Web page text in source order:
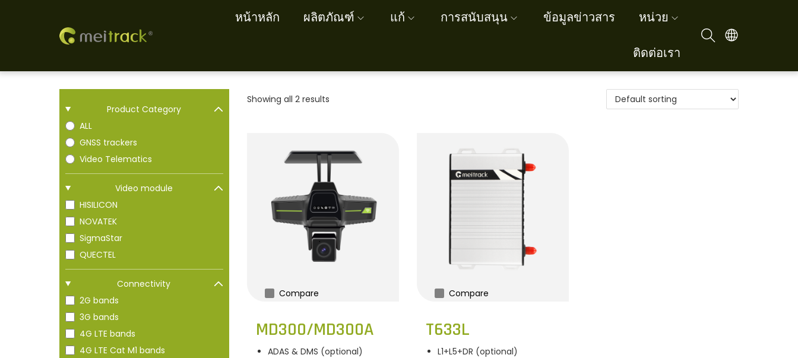
S
i
p
S
i
p
หน้าหลัก ผลิตภัณฑ์ แก้ การสนับสนุน ข้อมูลข่าวสาร หน่วย
ติดต่อเรา
Showing all 2 results
Compare
MD300/MD300A
ADAS & DMS (optional)
Compare
T633L
L1+L5+DR (optional)
Product Category
ALL
GNSS trackers
Video Telematics
Video module
HISILICON
NOVATEK
SigmaStar
QUECTEL
Connectivity
2G bands
3G bands
4G LTE bands
4G LTE Cat M1 bands